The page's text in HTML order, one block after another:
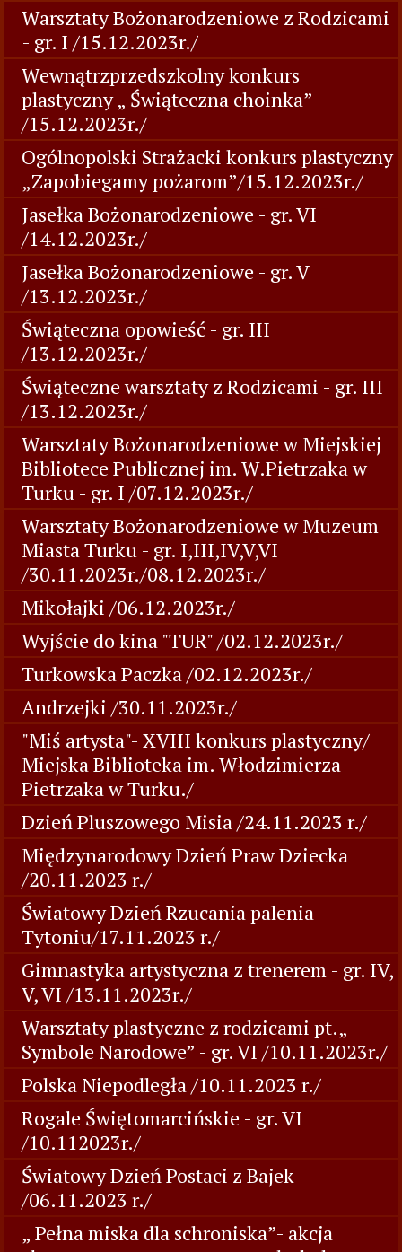
Warsztaty Bożonarodzeniowe z Rodzicami
- gr. I /15.12.2023r./
Wewnątrzprzedszkolny konkurs
plastyczny „ Świąteczna choinka”
/15.12.2023r./
Ogólnopolski Strażacki konkurs plastyczny
„Zapobiegamy pożarom”/15.12.2023r./
Jasełka Bożonarodzeniowe - gr. VI
/14.12.2023r./
Jasełka Bożonarodzeniowe - gr. V
/13.12.2023r./
Świąteczna opowieść - gr. III
/13.12.2023r./
Świąteczne warsztaty z Rodzicami - gr. III
/13.12.2023r./
Warsztaty Bożonarodzeniowe w Miejskiej
Bibliotece Publicznej im. W.Pietrzaka w
Turku - gr. I /07.12.2023r./
Warsztaty Bożonarodzeniowe w Muzeum
Miasta Turku - gr. I,III,IV,V,VI
/30.11.2023r./08.12.2023r./
Mikołajki /06.12.2023r./
Wyjście do kina "TUR" /02.12.2023r./
Turkowska Paczka /02.12.2023r./
Andrzejki /30.11.2023r./
"Miś artysta"- XVIII konkurs plastyczny/
Miejska Biblioteka im. Włodzimierza
Pietrzaka w Turku./
Dzień Pluszowego Misia /24.11.2023 r./
Międzynarodowy Dzień Praw Dziecka
/20.11.2023 r./
Światowy Dzień Rzucania palenia
Tytoniu/17.11.2023 r./
Gimnastyka artystyczna z trenerem - gr. IV,
V, VI /13.11.2023r./
Warsztaty plastyczne z rodzicami pt.„
Symbole Narodowe” - gr. VI /10.11.2023r./
Polska Niepodległa /10.11.2023 r./
Rogale Świętomarcińskie - gr. VI
/10.112023r./
Światowy Dzień Postaci z Bajek
/06.11.2023 r./
„ Pełna miska dla schroniska”- akcja